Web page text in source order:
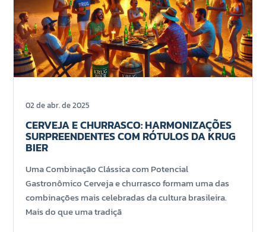
02 de abr. de 2025
CERVEJA E CHURRASCO: HARMONIZAÇÕES
SURPREENDENTES COM RÓTULOS DA KRUG
BIER
Uma Combinação Clássica com Potencial
Gastronômico Cerveja e churrasco formam uma das
combinações mais celebradas da cultura brasileira.
Mais do que uma tradiçã